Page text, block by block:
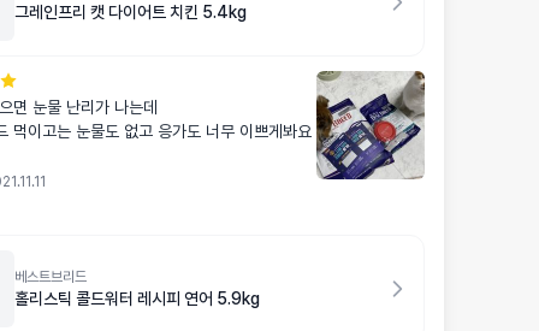
그레인프리 캣 다이어트 치킨 5.4kg
면 눈물 난리가 나는데
먹이고는 눈물도 없고 응가도 너무 이쁘게봐요
에 홀리스틱 캣이랑 섞어가며 급여하고있어요
베스트브리드
홀리스틱 콜드워터 레시피 연어 5.9kg